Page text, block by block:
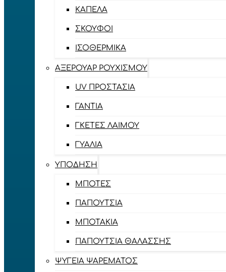
ΚΑΠΈΛΑ
ΣΚΟΎΦΟΙ
ΙΣΟΘΕΡΜΙΚΆ
ΑΞΕΡΟΥΆΡ ΡΟΥΧΙΣΜΟΎ
UV ΠΡΟΣΤΑΣΊΑ
ΓΆΝΤΙΑ
ΓΚΈΤΕΣ ΛΑΊΜΟΥ
ΓΥΑΛΙΆ
ΥΠΌΔΗΣΗ
ΜΠΌΤΕΣ
ΠΑΠΟΎΤΣΙΑ
ΜΠΟΤΆΚΙΑ
ΠΑΠΟΎΤΣΙΑ ΘΑΛΆΣΣΗΣ
ΨΥΓΕΊΑ ΨΑΡΈΜΑΤΟΣ